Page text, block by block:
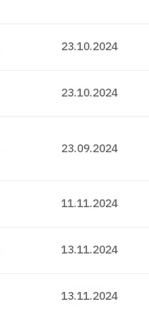
23.10.2024
23.10.2024
23.09.2024
11.11.2024
13.11.2024
13.11.2024